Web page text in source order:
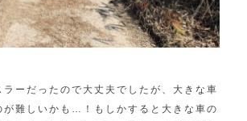
ーだったので大丈夫でしたが、大きな車
が難しいかも…！もしかすると大きな車の